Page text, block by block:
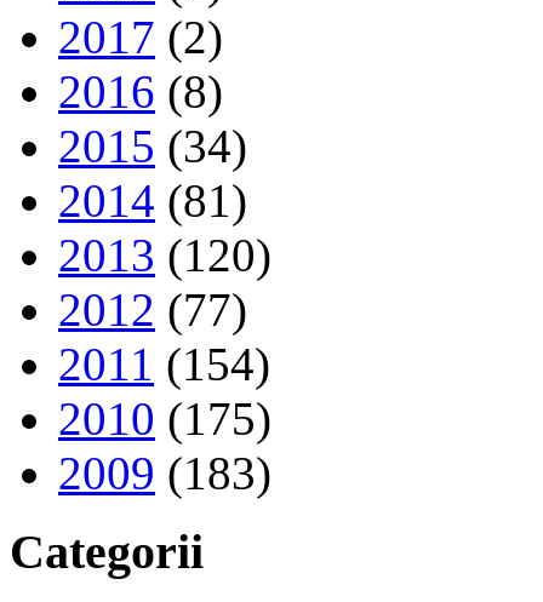
2017 (2)
2016 (8)
2015 (34)
2014 (81)
2013 (120)
2012 (77)
2011 (154)
2010 (175)
2009 (183)
Categorii